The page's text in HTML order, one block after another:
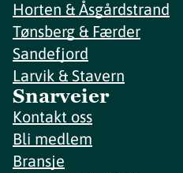
Horten & Åsgårdstrand
Tønsberg & Færder
Sandefjord
Larvik & Stavern
Snarveier
Kontakt oss
Bli medlem
Bransje